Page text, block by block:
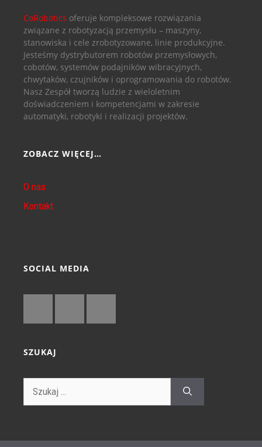
CoRobotics oferuje kompleksowe rozwiązania
związane z robotyzacją przemysłu – maszyny,
stanowiska i cele zrobotyzowane, linie produkcyjne.
Jesteśmy dystrybutorem robotów przemysłowych,
cobotów, systemów podajników wibracyjnych,
chwytaków, czujników i oprogramowania do robotów.
Nasz Zespół tworzą ludzie z wieloletnim
doświadczeniem i kompetencjami w zakresie
automatyki, robotyki i realizacji projektów.
ZOBACZ WIĘCEJ…
O nas
Kontakt
SOCIAL MEDIA
SZUKAJ